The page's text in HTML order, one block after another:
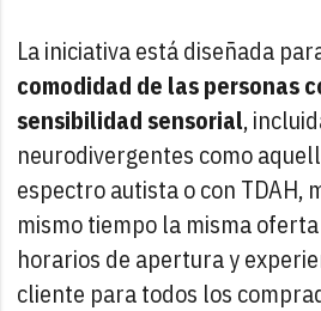
La iniciativa está diseñada
comodidad de las personas
sensibilidad sensorial,
neurodivergentes como
espectro autista o con TDAH,
mismo tiempo la misma
horarios de apertura y
cliente para todos los